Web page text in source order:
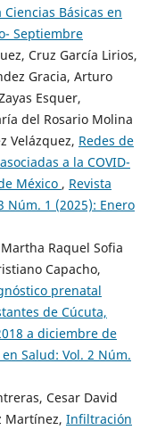
Ciencias Básicas en
Septiembre
Cruz García Lirios,
Gracia, Arturo
Esquer,
del Rosario Molina
Velázquez, Redes de
a la COVID-
México , Revista
Núm. 1 (2025): Enero
Raquel Sofia
Capacho,
prenatal
de Cúcuta,
a diciembre de
Salud: Vol. 2 Núm.
Cesar David
Martínez, Infiltración